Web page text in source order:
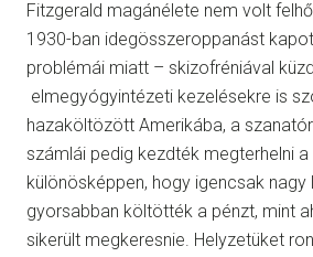
Fitzgerald magánélete nem volt
1930-ban idegösszeroppanást
problémái miatt – skizofréniával
elmegyógyintézeti kezelésekre is
hazaköltözött Amerikába, a
számlái pedig kezdték megterhelni
különösképpen, hogy igencsak nagy
gyorsabban költötték a pénzt, mint
sikerült megkeresnie. Helyzetüket